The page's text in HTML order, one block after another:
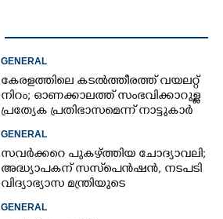
GENERAL
കേരളത്തിലെ കടൽത്തീരത്ത് വയലറ്റ്
നിറം; ഓണക്കാലത്ത് സംഭവിക്കാറുള്ള
പ്രത്യേക പ്രതിഭാസമെന്ന് നാട്ടുകാർ
GENERAL
സവർക്കറെ പുകഴ്ത്തിയ ചോദ്യാവലി;
അദ്ധ്യാപകന് സസ്‌പെൻഷൻ, നടപടി
വിദ്യാഭ്യാസ മന്ത്രിയുടെ
GENERAL